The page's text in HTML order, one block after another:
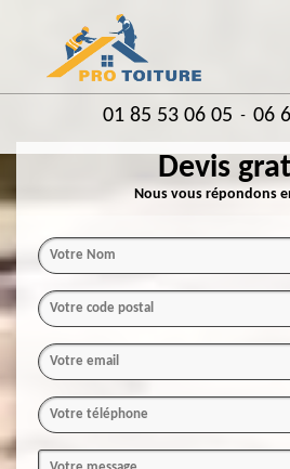
01 85 53 06 05 - 06
Devis
Nous vous répondons